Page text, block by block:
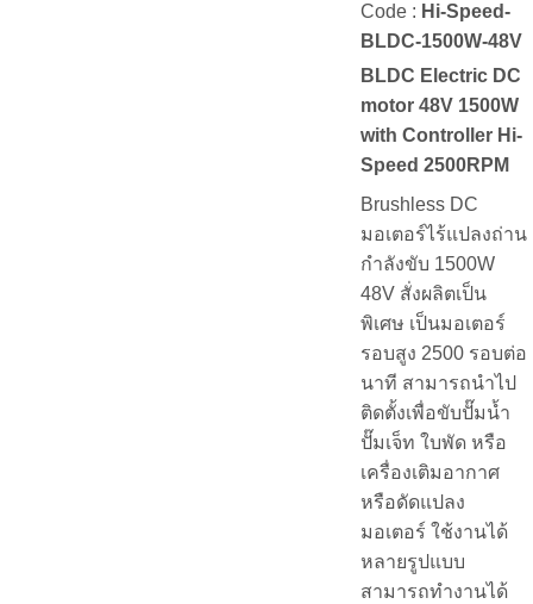
Code : Hi-Speed-
BLDC-1500W-48V
BLDC Electric DC
motor 48V 1500W
with Controller Hi-
Speed 2500RPM
Brushless DC
มอเตอร์ไร้แปลงถ่าน
กำลังขับ 1500W
48V สั่งผลิตเป็น
พิเศษ เป็นมอเตอร์
รอบสูง 2500 รอบต่อ
นาที สามารถนำไป
ติดตั้งเพื่อขับปั๊มน้ำ
ปั๊มเจ็ท ใบพัด หรือ
เครื่องเติมอากาศ
หรือดัดแปลง
มอเตอร์ ใช้งานได้
หลายรูปแบบ
สามารถทำงานได้